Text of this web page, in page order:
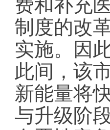
费和补充
制度的改
实施。因
此间，该
新能量将
与升级阶